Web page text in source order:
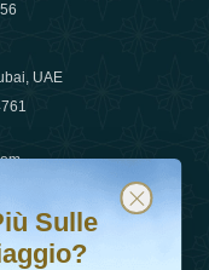
UAE
tendenze di viaggio?
aggiornato
Sulle